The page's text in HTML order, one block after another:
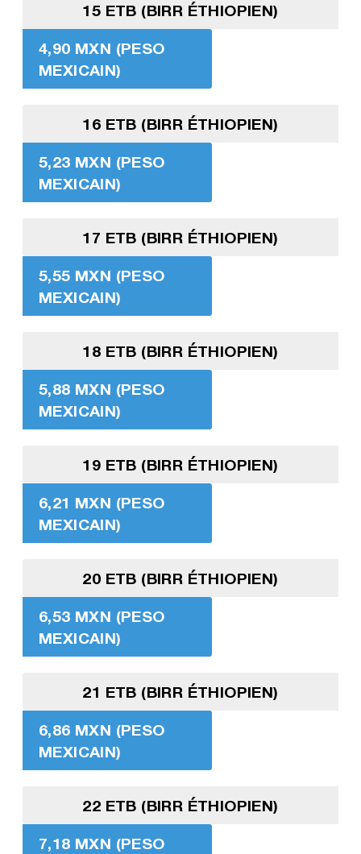
15 ETB (BIRR ÉTHIOPIEN)
4,90 MXN (PESO
MEXICAIN)
16 ETB (BIRR ÉTHIOPIEN)
5,23 MXN (PESO
MEXICAIN)
17 ETB (BIRR ÉTHIOPIEN)
5,55 MXN (PESO
MEXICAIN)
18 ETB (BIRR ÉTHIOPIEN)
5,88 MXN (PESO
MEXICAIN)
19 ETB (BIRR ÉTHIOPIEN)
6,21 MXN (PESO
MEXICAIN)
20 ETB (BIRR ÉTHIOPIEN)
6,53 MXN (PESO
MEXICAIN)
21 ETB (BIRR ÉTHIOPIEN)
6,86 MXN (PESO
MEXICAIN)
22 ETB (BIRR ÉTHIOPIEN)
7,18 MXN (PESO